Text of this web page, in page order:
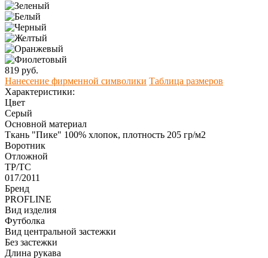
819 руб.
Нанесение фирменной символики Таблица размеров
Характеристики:
Цвет
Серый
Основной материал
Ткань "Пике" 100% хлопок, плотность 205 гр/м2
Воротник
Отложной
ТР/ТС
017/2011
Бренд
PROFLINE
Вид изделия
Футболка
Вид центральной застежки
Без застежки
Длина рукава